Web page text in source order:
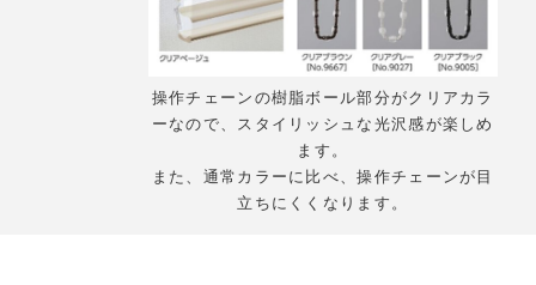
操作チェーンの樹脂ボール部分がクリアカラ
ーなので、スタイリッシュな光沢感が楽しめ
ます。
また、通常カラーに比べ、操作チェーンが目
立ちにくくなります。